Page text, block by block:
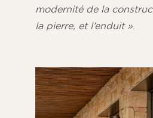
modernité de la
la pierre, et l’enduit »